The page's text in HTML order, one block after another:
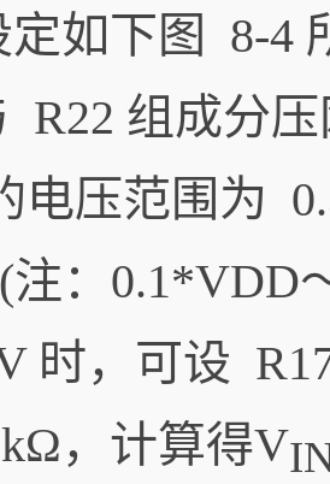
定如下图 8-4
R22 组成分
电压范围为
注：0.1*VDD
时，可设
，计算得V